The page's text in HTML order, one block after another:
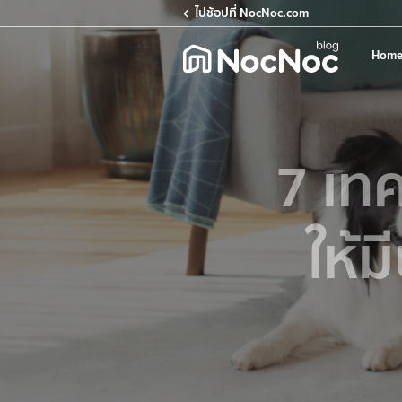
ไปช้อปที่ NocNoc.com
7 เ
ให้